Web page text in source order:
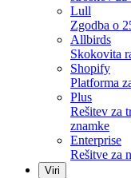
Lull
Zgodba o
Allbirds
Skokovita
Shopify
Platforma
Plus
Rešitev za
znamke
Enterprise
Rešitve za
Viri